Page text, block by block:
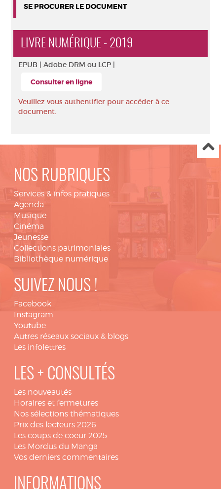
SE PROCURER LE DOCUMENT
LIVRE NUMÉRIQUE - 2019
EPUB | Adobe DRM ou LCP |
Consulter en ligne
Veuillez vous authentifier pour accéder à ce
document.
NOS RUBRIQUES
Services & infos pratiques
Agenda
Musique
Cinéma
Jeunesse
Collections patrimoniales
Bibliothèque numérique
SUIVEZ NOUS !
Facebook
Instagram
Youtube
Autres réseaux sociaux & blogs
Les infolettres
LES + CONSULTÉS
Les nouveautés
Horaires et fermetures
Nos sélections thématiques
Prix des lecteurs 2026
Les coups de coeur 2025
Les Mordus du Manga
Vos derniers commentaires
INFORMATIONS